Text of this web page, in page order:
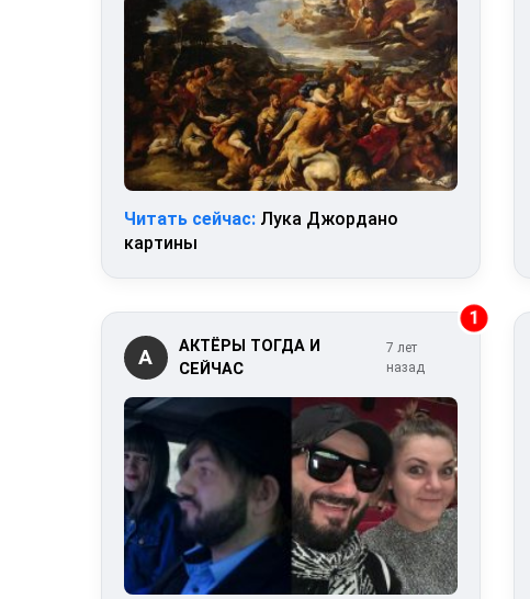
Читать сейчас: Лука Джордано
картины
1
А
АКТЁРЫ ТОГДА И
СЕЙЧАС
7 лет
назад